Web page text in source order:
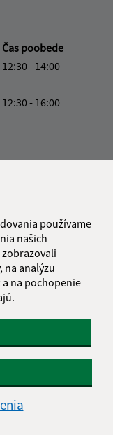
používame
našich
zobrazovali
na analýzu
na pochopenie
Čas poobede
12:30 - 14:00
12:30 - 16:00
- 12:30